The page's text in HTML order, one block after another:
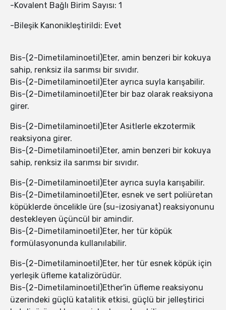
-Kovalent Bağlı Birim Sayısı: 1
-Bileşik Kanonikleştirildi: Evet
Bis-(2-Dimetilaminoetil)Eter, amin benzeri bir kokuya
sahip, renksiz ila sarımsı bir sıvıdır.
Bis-(2-Dimetilaminoetil)Eter ayrıca suyla karışabilir.
Bis-(2-Dimetilaminoetil)Eter bir baz olarak reaksiyona
girer.
Bis-(2-Dimetilaminoetil)Eter Asitlerle ekzotermik
reaksiyona girer.
Bis-(2-Dimetilaminoetil)Eter, amin benzeri bir kokuya
sahip, renksiz ila sarımsı bir sıvıdır.
Bis-(2-Dimetilaminoetil)Eter ayrıca suyla karışabilir.
Bis-(2-Dimetilaminoetil)Eter, esnek ve sert poliüretan
köpüklerde öncelikle üre (su-izosiyanat) reaksiyonunu
destekleyen üçüncül bir amindir.
Bis-(2-Dimetilaminoetil)Eter, her tür köpük
formülasyonunda kullanılabilir.
Bis-(2-Dimetilaminoetil)Eter, her tür esnek köpük için
yerleşik üfleme katalizörüdür.
Bis-(2-Dimetilaminoetil)Ether'in üfleme reaksiyonu
üzerindeki güçlü katalitik etkisi, güçlü bir jelleştirici